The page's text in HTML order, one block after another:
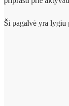
Ši pagalvė yra lygiu